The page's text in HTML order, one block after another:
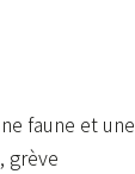
faune et une
grève